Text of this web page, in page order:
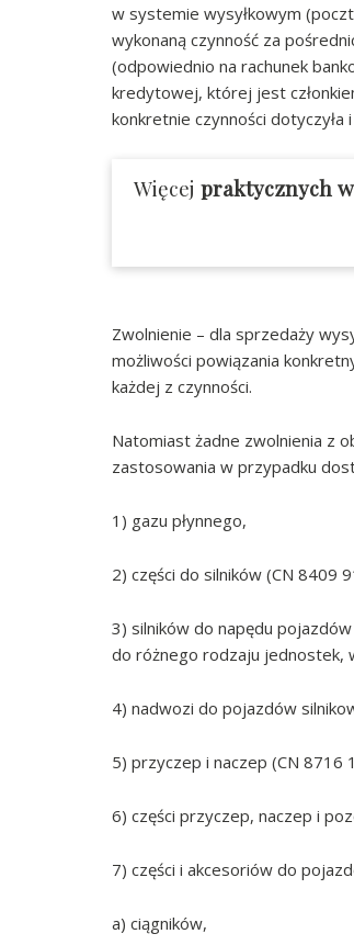
w systemie wysyłkowym
wykonaną czynność za
(odpowiednio na rachunek
kredytowej, której jest
konkretnie czynności
Więcej praktycznych
Zwolnienie – dla sprzedaży
możliwości powiązania
każdej z czynności.
Natomiast żadne zwolnienia z
zastosowania w przypadku
1) gazu płynnego,
2) części do silników (CN 8409
3) silników do napędu
do różnego rodzaju jednostek,
4) nadwozi do pojazdów
5) przyczep i naczep (CN
6) części przyczep, naczep i
7) części i akcesoriów do
a) ciągników,